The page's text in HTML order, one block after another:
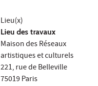
Lieu(x)
Lieu des travaux
Maison des Réseaux
artistiques et culturels
221, rue de Belleville
75019 Paris